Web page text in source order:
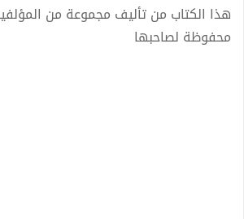
هذا الكتاب من تأليف مجموعة من
محفوظة لصاحبها